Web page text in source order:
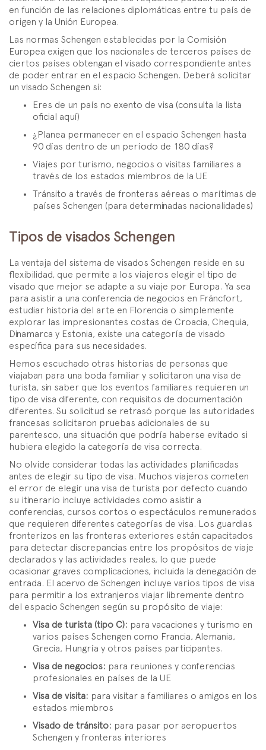
en función de las relaciones diplomáticas entre tu país de
origen y la Unión Europea.
Las normas Schengen establecidas por la Comisión
Europea exigen que los nacionales de terceros países de
ciertos países obtengan el visado correspondiente antes
de poder entrar en el espacio Schengen. Deberá solicitar
un visado Schengen si:
Eres de un país no exento de visa (consulta la lista
oficial aquí)
¿Planea permanecer en el espacio Schengen hasta
90 días dentro de un período de 180 días?
Viajes por turismo, negocios o visitas familiares a
través de los estados miembros de la UE
Tránsito a través de fronteras aéreas o marítimas de
países Schengen (para determinadas nacionalidades)
Tipos de visados Schengen
La ventaja del sistema de visados Schengen reside en su
flexibilidad, que permite a los viajeros elegir el tipo de
visado que mejor se adapte a su viaje por Europa. Ya sea
para asistir a una conferencia de negocios en Fráncfort,
estudiar historia del arte en Florencia o simplemente
explorar las impresionantes costas de Croacia, Chequia,
Dinamarca y Estonia, existe una categoría de visado
específica para sus necesidades.
Hemos escuchado otras historias de personas que
viajaban para una boda familiar y solicitaron una visa de
turista, sin saber que los eventos familiares requieren un
tipo de visa diferente, con requisitos de documentación
diferentes. Su solicitud se retrasó porque las autoridades
francesas solicitaron pruebas adicionales de su
parentesco, una situación que podría haberse evitado si
hubiera elegido la categoría de visa correcta.
No olvide considerar todas las actividades planificadas
antes de elegir su tipo de visa. Muchos viajeros cometen
el error de elegir una visa de turista por defecto cuando
su itinerario incluye actividades como asistir a
conferencias, cursos cortos o espectáculos remunerados
que requieren diferentes categorías de visa. Los guardias
fronterizos en las fronteras exteriores están capacitados
para detectar discrepancias entre los propósitos de viaje
declarados y las actividades reales, lo que puede
ocasionar graves complicaciones, incluida la denegación de
entrada. El acervo de Schengen incluye varios tipos de visa
para permitir a los extranjeros viajar libremente dentro
del espacio Schengen según su propósito de viaje:
Visa de turista (tipo C): para vacaciones y turismo en
varios países Schengen como Francia, Alemania,
Grecia, Hungría y otros países participantes.
Visa de negocios: para reuniones y conferencias
profesionales en países de la UE
Visa de visita: para visitar a familiares o amigos en los
estados miembros
Visado de tránsito: para pasar por aeropuertos
Schengen y fronteras interiores